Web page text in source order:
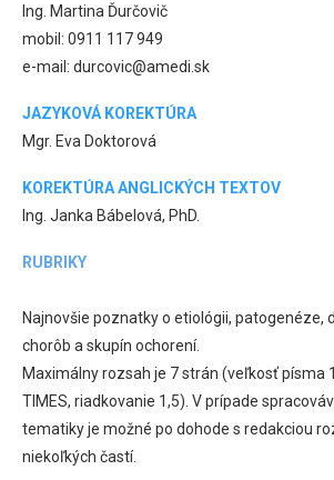
Ing. Martina Ďurčovič
mobil: 0911 117 949
e-mail: durcovic@amedi.sk
JAZYKOVÁ KOREKTÚRA
Mgr. Eva Doktorová
KOREKTÚRA ANGLICKÝCH TEXTOV
Ing. Janka Bábelová, PhD.
RUBRIKY
Najnovšie poznatky o etiológii, patogenéze,
chorôb a skupín ochorení.
Maximálny rozsah je 7 strán (veľkosť písma
TIMES, riadkovanie 1,5). V prípade
tematiky je možné po dohode s redakciou
niekoľkých častí.